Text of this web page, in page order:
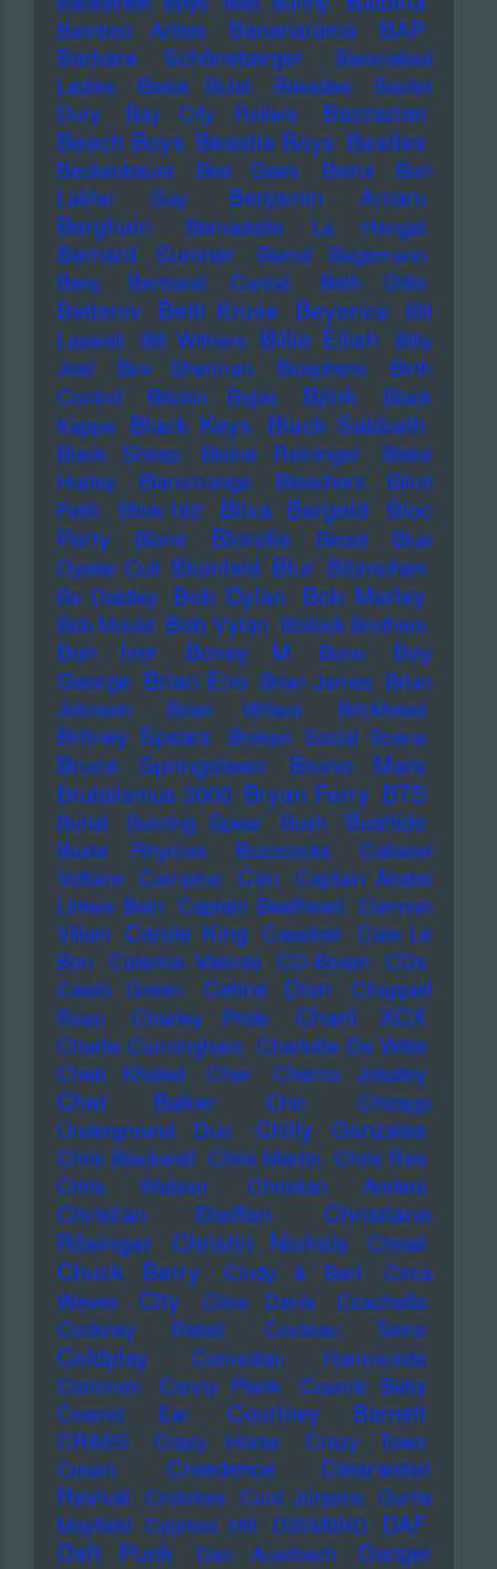
Bamboo Artists Bananarama
BAP
Barbara Schöneberger
Barenaked
Ladies
Basia Bulat Bassdee
Baxter
Dury
Bay City Rollers Bazzazian
Beach Boys Beastie Boys Beatles
Beckenbauer Bee Gees Beirut
Ben
LaMar Gay
Benjamin Amaru
Berghain Bernadette La Hengst
Bernard Sumner
Bernd Begemann
Berq
Bertrand Cantat Beth Ditto
Betterov Betti Kruse Beyonce
Bill
Laswell
Bill Withers Billie Eilish
Billy
Joel
Bim Sherman Biosphere
Birth
Control
Bitchin Bajas Björk
Black
Kappa Black Keys Black Sabbath
Black Sheep Blaine Reininger
Blake
Harley
Blancmange Bleachers
Blind
Faith
Blink-182 Blixa Bargeld
Bloc
Party
Blond Blondie Blood
Blue
Oyster Cult Blumfeld Blur Blümchen
Bo Diddley Bob Dylan Bob Marley
Bob Mould Bob Vylan Bollock Brothers
Bon Iver Boney M Bono
Boy
George Brian Eno Brian James Brian
Johnson
Brian Wilson Brickhead
Britney Spears Broken Social Scene
Bruce Springsteen Bruno Mars
Brutalismus 3000 Bryan Ferry BTS
Burial Burning Spear Bush Bushido
Busta Rhymes Buzzcocks
Cabaret
Voltaire Campino Can
Captain Ahabs
Linkes Bein Captain Beefheart Carmen
Villain Carole King Cassiber Cate Le
Bon
Caterina Valente CD-Boxen
CDs
Ceelo Green
Celine Dion
Chappell
Roan
Charley Pride Charli XCX
Charlie Cunningham Charlotte De Witte
Cheb Khaled
Cher Cherno Jobatey
Chet Baker Chic
Chicago
Underground Duo
Chilly Gonzales
Chris Blackwell Chris Martin Chris Rea
Chris Watson
Christian Anders
Christian Steiffen
Christiane
Rösinger
Christin Nichols Christl
Chuck Berry Cindy & Bert
Circa
Waves
City Clive Davis
Coachella
Cockney Rebel
Cocteau Twins
Coldplay
Comedian Harmonists
Common
Conny Plank
Cosmic Baby
Cosmic Ear
Courtney Barnett
CRASS Crazy Horse Crazy Town
Cream
Creedence Clearwater
Revival
Crutches Curd Jürgens Curtis
Mayfield Cypress Hill D3SM6ND DAF
Daft Punk Dan Auerbach
Danger